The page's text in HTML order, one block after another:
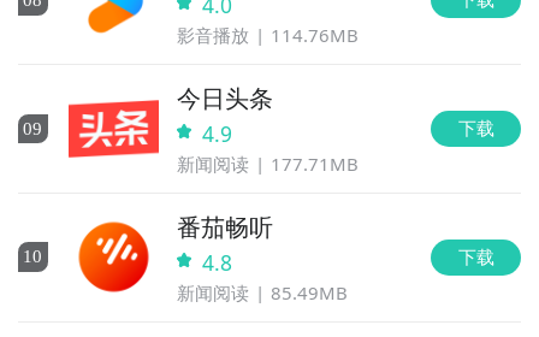
影音播放 114.76MB
09
今日头条
4.9
新闻阅读 177.71MB
下载
10
番茄畅听
4.8
新闻阅读 85.49MB
下载